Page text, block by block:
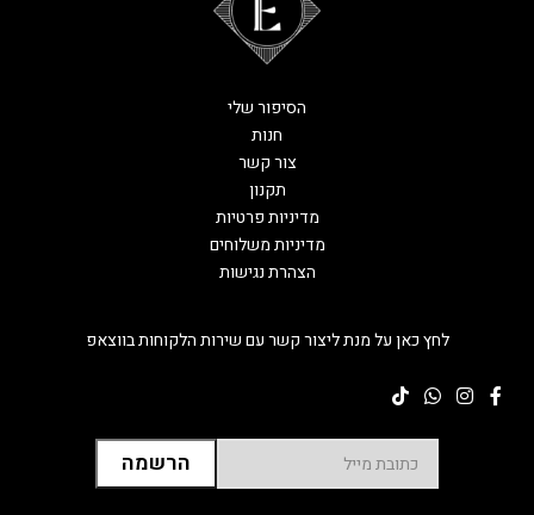
לחץ כאן על מנת ליצור קשר עם שירות הלקוחות בווצאפ
הסיפור שלי
חנות
צור קשר
תקנון
מדיניות פרטיות
מדיניות משלוחים
הצהרת נגישות